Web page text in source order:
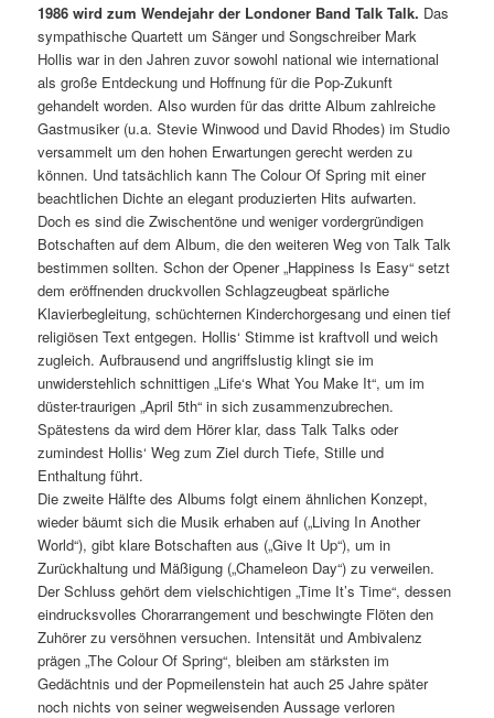
1986 wird zum Wendejahr der Londoner Band Talk Talk. Das
sympathische Quartett um Sänger und Songschreiber Mark
Hollis war in den Jahren zuvor sowohl national wie international
als große Entdeckung und Hoffnung für die Pop-Zukunft
gehandelt worden. Also wurden für das dritte Album zahlreiche
Gastmusiker (u.a. Stevie Winwood und David Rhodes) im Studio
versammelt um den hohen Erwartungen gerecht werden zu
können. Und tatsächlich kann The Colour Of Spring mit einer
beachtlichen Dichte an elegant produzierten Hits aufwarten.
Doch es sind die Zwischentöne und weniger vordergründigen
Botschaften auf dem Album, die den weiteren Weg von Talk Talk
bestimmen sollten. Schon der Opener „Happiness Is Easy“ setzt
dem eröffnenden druckvollen Schlagzeugbeat spärliche
Klavierbegleitung, schüchternen Kinderchorgesang und einen tief
religiösen Text entgegen. Hollis‘ Stimme ist kraftvoll und weich
zugleich. Aufbrausend und angriffslustig klingt sie im
unwiderstehlich schnittigen „Life‘s What You Make It“, um im
düster-traurigen „April 5th“ in sich zusammenzubrechen.
Spätestens da wird dem Hörer klar, dass Talk Talks oder
zumindest Hollis‘ Weg zum Ziel durch Tiefe, Stille und
Enthaltung führt.
Die zweite Hälfte des Albums folgt einem ähnlichen Konzept,
wieder bäumt sich die Musik erhaben auf („Living In Another
World“), gibt klare Botschaften aus („Give It Up“), um in
Zurückhaltung und Mäßigung („Chameleon Day“) zu verweilen.
Der Schluss gehört dem vielschichtigen „Time It’s Time“, dessen
eindrucksvolles Chorarrangement und beschwingte Flöten den
Zuhörer zu versöhnen versuchen. Intensität und Ambivalenz
prägen „The Colour Of Spring“, bleiben am stärksten im
Gedächtnis und der Popmeilenstein hat auch 25 Jahre später
noch nichts von seiner wegweisenden Aussage verloren